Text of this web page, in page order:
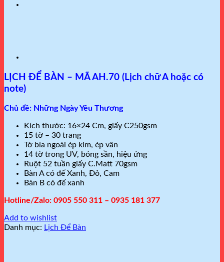
LỊCH ĐỂ BÀN – MÃ AH.70 (Lịch chữ A hoặc có
note)
Chủ đề: Những Ngày Yêu Thương
Kích thước: 16×24 Cm, giấy C250gsm
15 tờ – 30 trang
Tờ bìa ngoài ép kim, ép vân
14 tờ trong UV, bóng sần, hiệu ứng
Ruột 52 tuần giấy C.Matt 70gsm
Bàn A có đế Xanh, Đỏ, Cam
Bàn B có đế xanh
Hotline/Zalo: 0905 550 311 – 0935 181 377
Add to wishlist
Danh mục: Lịch Để Bàn